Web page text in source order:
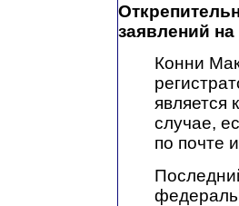
заявлений
Конни
является
случае,
по почте